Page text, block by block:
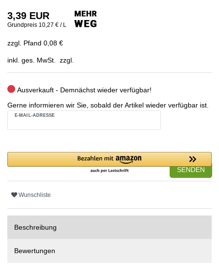
3,39 EUR
Grundpreis 10,27 € / L
zzgl. Pfand 0,08 €
inkl. ges. MwSt. zzgl.
Ausverkauft - Demnächst wieder verfügbar!
Gerne informieren wir Sie, sobald der Artikel wieder verfügbar ist.
E-MAIL-ADRESSE
SENDEN
Wunschliste
Beschreibung
Bewertungen